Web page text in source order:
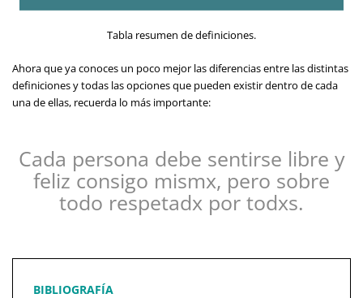
Tabla resumen de definiciones.
Ahora que ya conoces un poco mejor las diferencias entre las distintas
definiciones y todas las opciones que pueden existir dentro de cada
una de ellas, recuerda lo más importante:
Cada persona debe sentirse libre y
feliz consigo mismx, pero sobre
todo respetadx por todxs.
BIBLIOGRAFÍA